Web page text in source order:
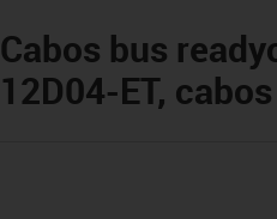
Cabos bus
12D04-ET,